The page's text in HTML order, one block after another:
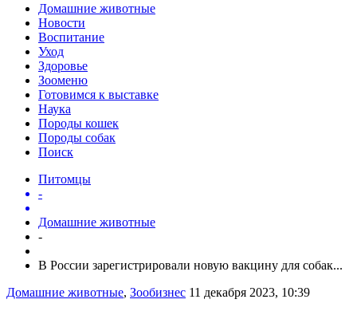
Домашние животные
Новости
Воспитание
Уход
Здоровье
Зооменю
Готовимся к выставке
Наука
Породы кошек
Породы собак
Поиск
Питомцы
-
Домашние животные
-
В России зарегистрировали новую вакцину для собак...
Домашние животные, Зообизнес 11 декабря 2023, 10:39